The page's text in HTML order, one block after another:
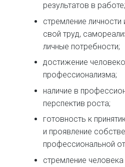
результатов в работе;
стремление личности
свой труд,
личные потребности;
достижение
профессионализма;
наличие в
перспектив роста;
готовность к
и проявление
профессиональной
стремление